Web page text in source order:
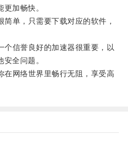
加畅快。
单，只需要下载对应的软件，
信誉良好的加速器很重要，以
全问题。
网络世界里畅行无阻，享受高